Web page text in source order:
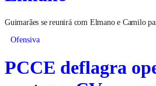
Guimarães se reunirá com Elmano e Camilo